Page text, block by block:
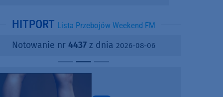
informuje o
i ofertach
najmu
SPC, WPC i
kamienny
HITPORT Lista Przebojów Weekend FM
Notowanie nr 4437 z dnia 2026-08-06